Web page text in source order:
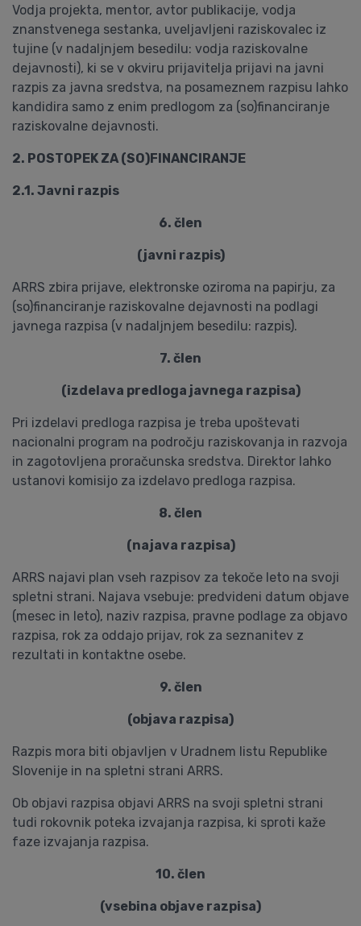
Vodja projekta, mentor, avtor publikacije, vodja
znanstvenega sestanka, uveljavljeni raziskovalec iz
tujine (v nadaljnjem besedilu: vodja raziskovalne
dejavnosti), ki se v okviru prijavitelja prijavi na javni
razpis za javna sredstva, na posameznem razpisu lahko
kandidira samo z enim predlogom za (so)financiranje
raziskovalne dejavnosti.
2. POSTOPEK ZA (SO)FINANCIRANJE
2.1. Javni razpis
6. člen
(javni razpis)
ARRS zbira prijave, elektronske oziroma na papirju, za
(so)financiranje raziskovalne dejavnosti na podlagi
javnega razpisa (v nadaljnjem besedilu: razpis).
7. člen
(izdelava predloga javnega razpisa)
Pri izdelavi predloga razpisa je treba upoštevati
nacionalni program na področju raziskovanja in razvoja
in zagotovljena proračunska sredstva. Direktor lahko
ustanovi komisijo za izdelavo predloga razpisa.
8. člen
(najava razpisa)
ARRS najavi plan vseh razpisov za tekoče leto na svoji
spletni strani. Najava vsebuje: predvideni datum objave
(mesec in leto), naziv razpisa, pravne podlage za objavo
razpisa, rok za oddajo prijav, rok za seznanitev z
rezultati in kontaktne osebe.
9. člen
(objava razpisa)
Razpis mora biti objavljen v Uradnem listu Republike
Slovenije in na spletni strani ARRS.
Ob objavi razpisa objavi ARRS na svoji spletni strani
tudi rokovnik poteka izvajanja razpisa, ki sproti kaže
faze izvajanja razpisa.
10. člen
(vsebina objave razpisa)